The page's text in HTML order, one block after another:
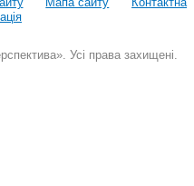
Усі права захищені.